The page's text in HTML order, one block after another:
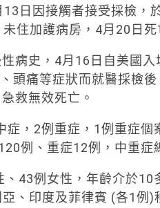
日因接觸者接受採檢，
住加護病房，4月20日死
史，4月16日自美國入
頭痛等症狀而就醫採檢
救無效死亡。
，2例重症，1例重症個
例、重症12例，中重症
例女性，年齡介於10
、印度及菲律賓 (各1例